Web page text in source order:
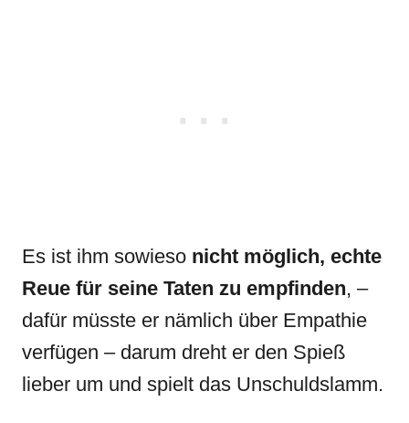
Es ist ihm sowieso nicht möglich, echte
Reue für seine Taten zu empfinden, –
dafür müsste er nämlich über Empathie
verfügen – darum dreht er den Spieß
lieber um und spielt das Unschuldslamm.